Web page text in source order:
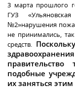
3 марта прошлого
ГУЗ
№2»нарушения
не принимались,
средств.
правительство
подобные
их заняться